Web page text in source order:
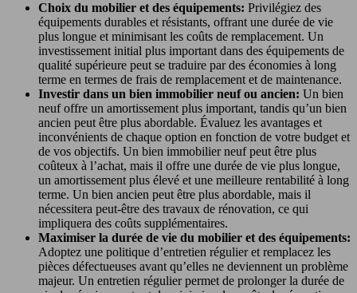
Choix du mobilier et des équipements: Privilégiez des
équipements durables et résistants, offrant une durée de vie
plus longue et minimisant les coûts de remplacement. Un
investissement initial plus important dans des équipements de
qualité supérieure peut se traduire par des économies à long
terme en termes de frais de remplacement et de maintenance.
Investir dans un bien immobilier neuf ou ancien: Un bien
neuf offre un amortissement plus important, tandis qu’un bien
ancien peut être plus abordable. Évaluez les avantages et
inconvénients de chaque option en fonction de votre budget et
de vos objectifs. Un bien immobilier neuf peut être plus
coûteux à l’achat, mais il offre une durée de vie plus longue,
un amortissement plus élevé et une meilleure rentabilité à long
terme. Un bien ancien peut être plus abordable, mais il
nécessitera peut-être des travaux de rénovation, ce qui
impliquera des coûts supplémentaires.
Maximiser la durée de vie du mobilier et des équipements:
Adoptez une politique d’entretien régulier et remplacez les
pièces défectueuses avant qu’elles ne deviennent un problème
majeur. Un entretien régulier permet de prolonger la durée de